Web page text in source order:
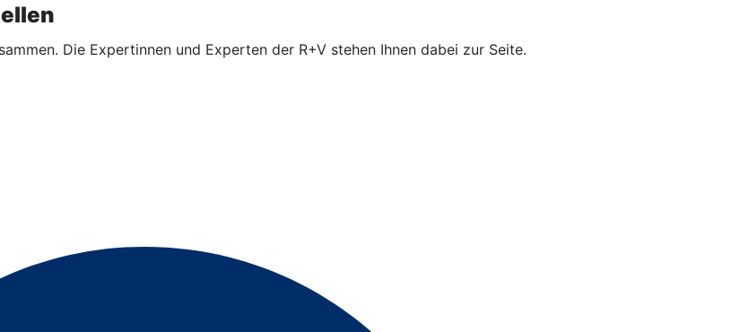
Die Expertinnen und Experten der R+V stehen Ihnen dabei zur Seite.